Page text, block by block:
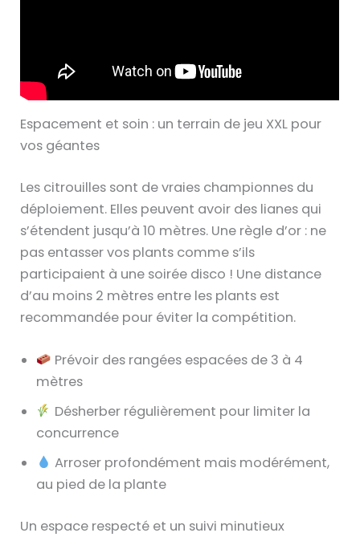
Espacement et soin : un terrain de jeu XXL pour
vos géantes
Les citrouilles sont de vraies championnes du
déploiement. Elles peuvent avoir des lianes qui
s’étendent jusqu’à 10 mètres. Une règle d’or : ne
pas entasser vos plants comme s’ils
participaient à une soirée disco ! Une distance
d’au moins 2 mètres entre les plants est
recommandée pour éviter la compétition.
Prévoir des rangées espacées de 3 à 4
mètres
Désherber régulièrement pour limiter la
concurrence
Arroser profondément mais modérément,
au pied de la plante
Un espace respecté et un suivi minutieux